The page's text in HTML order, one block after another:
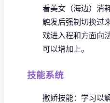
看美女（海边）消
触发后强制切换过
戏进入程和方面向
可以增加上。
技能系统
撒娇技能：学习以